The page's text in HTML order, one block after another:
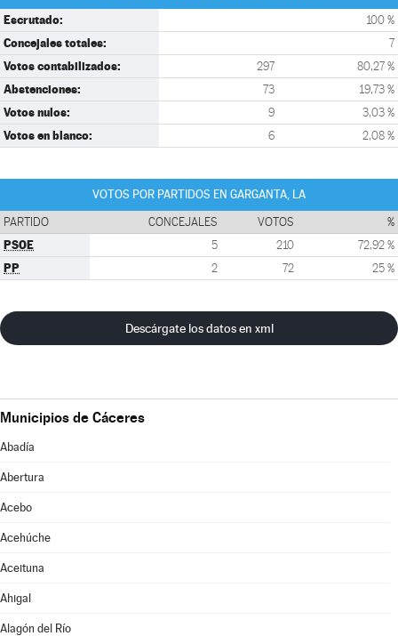
Escrutado: 100 %
Concejales totales: 7
Votos contabilizados: 297 80,27 %
Abstenciones: 73 19,73 %
Votos nulos: 9 3,03 %
Votos en blanco: 6 2,08 %
VOTOS POR PARTIDOS EN GARGANTA, LA
PARTIDO CONCEJALES VOTOS %
PSOE 5 210 72,92 %
PP 2 72 25 %
Descárgate los datos en xml
Municipios de Cáceres
Abadía
Abertura
Acebo
Acehúche
Aceituna
Ahigal
Alagón del Río